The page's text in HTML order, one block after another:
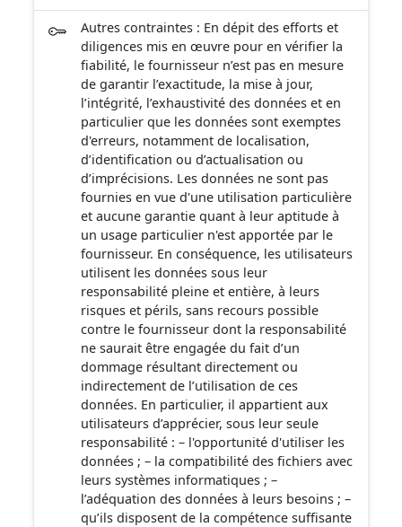
Autres contraintes : En dépit des efforts et
diligences mis en œuvre pour en vérifier la
fiabilité, le fournisseur n’est pas en mesure
de garantir l’exactitude, la mise à jour,
l’intégrité, l’exhaustivité des données et en
particulier que les données sont exemptes
d'erreurs, notamment de localisation,
d’identification ou d’actualisation ou
d’imprécisions. Les données ne sont pas
fournies en vue d'une utilisation particulière
et aucune garantie quant à leur aptitude à
un usage particulier n'est apportée par le
fournisseur. En conséquence, les utilisateurs
utilisent les données sous leur
responsabilité pleine et entière, à leurs
risques et périls, sans recours possible
contre le fournisseur dont la responsabilité
ne saurait être engagée du fait d’un
dommage résultant directement ou
indirectement de l’utilisation de ces
données. En particulier, il appartient aux
utilisateurs d’apprécier, sous leur seule
responsabilité : – l'opportunité d'utiliser les
données ; – la compatibilité des fichiers avec
leurs systèmes informatiques ; –
l’adéquation des données à leurs besoins ; –
qu’ils disposent de la compétence suffisante